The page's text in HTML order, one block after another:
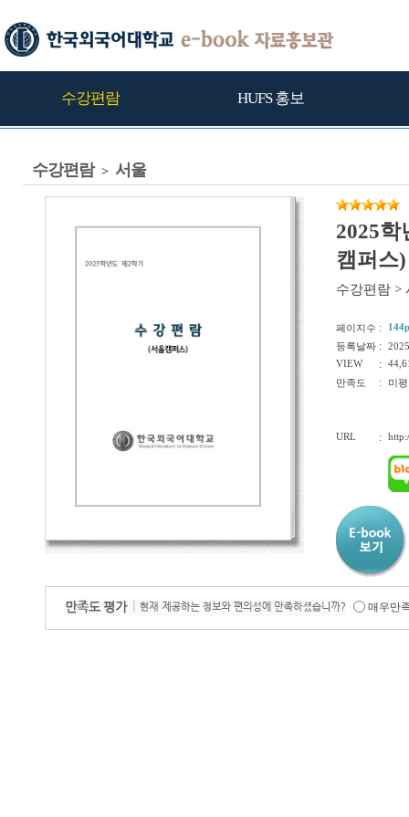
수강편람 HUFS 홍보
수강편람 > 서울
2025학
캠퍼스)
수강편람 >
페이지수 :
등록날짜 :
VIEW
:
만족도
: 미
URL :
매우만